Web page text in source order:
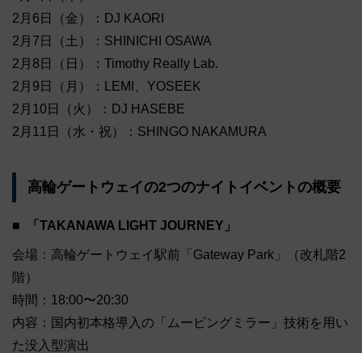
2月6日（金）：DJ KAORI
2月7日（土）：SHINICHI OSAWA
2月8日（日）：Timothy Really Lab.
2月9日（月）：LEMI、YOSEEK
2月10日（火）：DJ HASEBE
2月11日（水・祝）：SHINGO NAKAMURA
高輪ゲートウェイの2つのナイトイベントの概要
「TAKANAWA LIGHT JOURNEY」
会場：高輪ゲートウェイ駅前「Gateway Park」（改札階2
階）
時間：18:00〜20:30
内容：国内初本格導入の「ムービングミラー」技術を用い
た没入型演出